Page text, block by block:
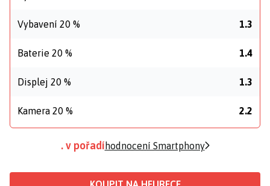
Vybavení 20 % 1.3
Baterie 20 % 1.4
Displej 20 % 1.3
Kamera 20 % 2.2
. v pořadí hodnocení Smartphony